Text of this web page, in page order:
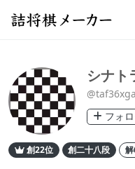
シナト
フォ
創22位 創二十八段